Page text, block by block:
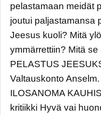
pelastamaan meidät
joutui paljastamansa
Jeesus kuoli? Mitä
ymmärrettiin? Mitä
PELASTUS
Valtauskonto
ILOSANOMA
kritiikki Hyvä vai